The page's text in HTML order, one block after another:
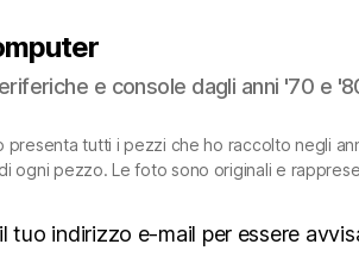
e console dagli anni '70 e
presenta tutti i pezzi che ho raccolto negli
ogni pezzo. Le foto sono originali e
tuo indirizzo e-mail per essere